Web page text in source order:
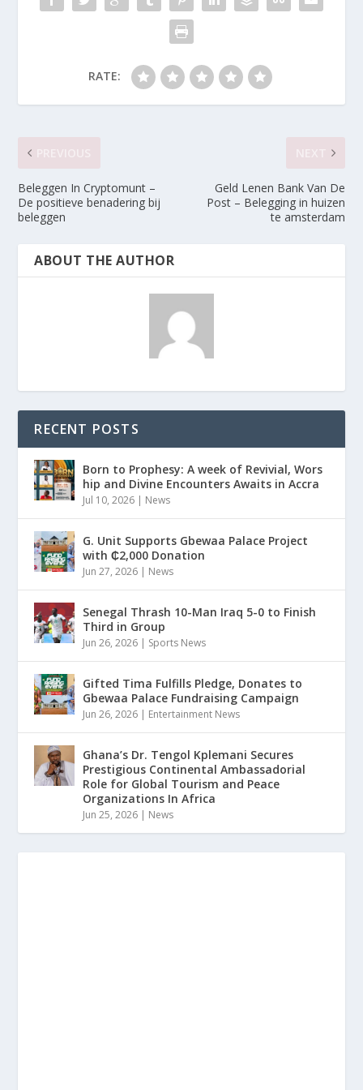
RATE:
Beleggen In Cryptomunt –
De positieve benadering bij
beleggen
Geld Lenen Bank Van De
Post – Belegging in huizen
te amsterdam
ABOUT THE AUTHOR
RECENT POSTS
Born to Prophesy: A week of Revivial, Wors
hip and Divine Encounters Awaits in Accra
Jul 10, 2026 News
G. Unit Supports Gbewaa Palace Project
with ₵2,000 Donation
Jun 27, 2026 News
Senegal Thrash 10-Man Iraq 5-0 to Finish
Third in Group
Jun 26, 2026 Sports News
Gifted Tima Fulfills Pledge, Donates to
Gbewaa Palace Fundraising Campaign
Jun 26, 2026 Entertainment News
Ghana’s Dr. Tengol Kplemani Secures
Prestigious Continental Ambassadorial
Role for Global Tourism and Peace
Organizations In Africa
Jun 25, 2026 News